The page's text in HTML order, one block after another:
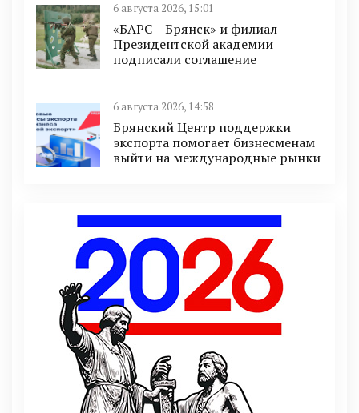
6 августа 2026, 15:01
«БАРС – Брянск» и филиал
Президентской академии
подписали соглашение
6 августа 2026, 14:58
Брянский Центр поддержки
экспорта помогает бизнесменам
выйти на международные рынки